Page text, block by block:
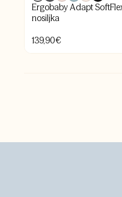
Ergobaby Adapt
nosiljka
139,90€